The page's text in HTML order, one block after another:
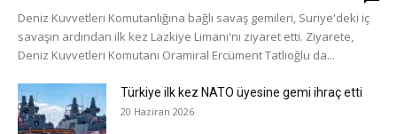
Deniz Kuvvetleri Komutanlığına bağlı savaş gemileri, Suriye'deki iç
savaşın ardından ilk kez Lazkiye Limanı'nı ziyaret etti. Ziyarete,
Deniz Kuvvetleri Komutanı Oramiral Ercüment Tatlıoğlu da...
Türkiye ilk kez NATO üyesine gemi ihraç etti
20 Haziran 2026